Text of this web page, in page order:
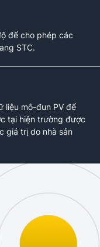
để cho phép các
STC.
liệu mô-đun PV để
tại hiện trường được
giá trị do nhà sản